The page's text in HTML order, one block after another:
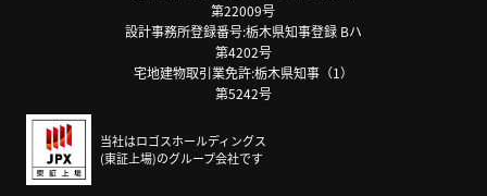
第22009号
設計事務所登録番号:栃木県知事登録 Bハ
第4202号
宅地建物取引業免許:栃木県知事（1）
第5242号
当社はロゴスホールディングス
(東証上場)のグループ会社です